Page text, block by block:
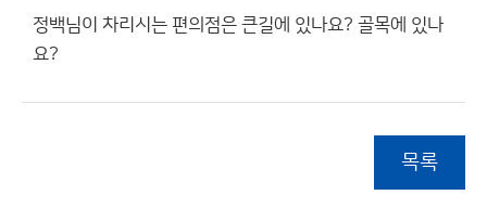
정백님이 차리시는 편의점은 큰길에 있나요? 골목에 있나
요?
목록